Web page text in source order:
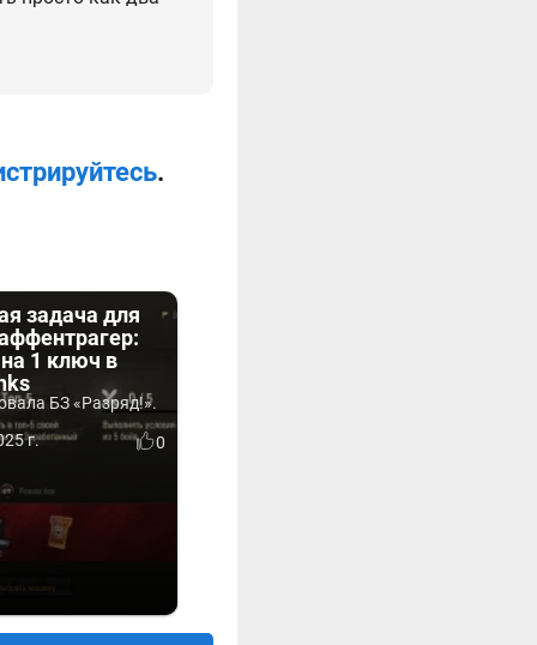
.
задача для
1 ключ в
БЗ «Разряд!».
г.
0